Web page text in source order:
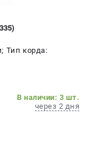
Тип корда:
В наличии: 3 шт.
через 2 дня